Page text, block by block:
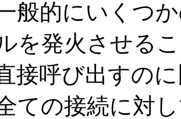
般的にいくつ
を発火させる
接呼び出すの
ての接続に対